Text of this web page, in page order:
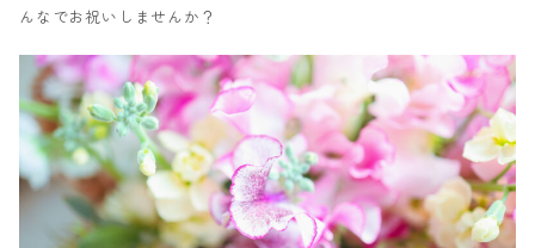
んなでお祝いしませんか？